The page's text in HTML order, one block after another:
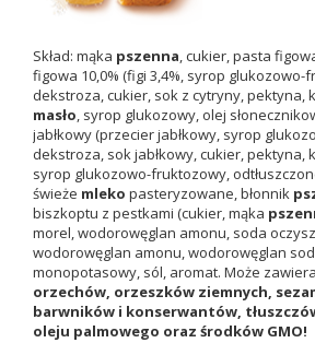
Skład: mąka pszenna, cukier, pasta
figowa 10,0% (figi 3,4%, syrop glukozowo-
dekstroza, cukier, sok z cytryny, pektyna,
masło, syrop glukozowy, olej
jabłkowy (przecier jabłkowy, syrop
dekstroza, sok jabłkowy, cukier, pektyna,
syrop glukozowo-fruktozowy,
świeże mleko pasteryzowane, błonnik
biszkoptu z pestkami (cukier, mąka
morel, wodorowęglan amonu, soda
wodorowęglan amonu, wodorowęglan
monopotasowy, sól, aromat. Może
orzechów, orzeszków ziemnych,
barwników i konserwantów,
oleju palmowego oraz środków GMO!